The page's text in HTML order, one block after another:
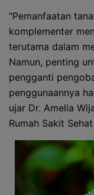
"Pemanfaatan
komplementer
terutama dalam
Namun, penting
pengganti
penggunaannya
ujar Dr. Amelia
Rumah Sakit